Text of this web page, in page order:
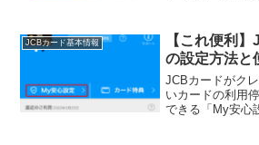
という発表が行
JCBカード基本情報
【これ便利
の設定方法と
JCBカードがク
いカードの利用
できる「My安心